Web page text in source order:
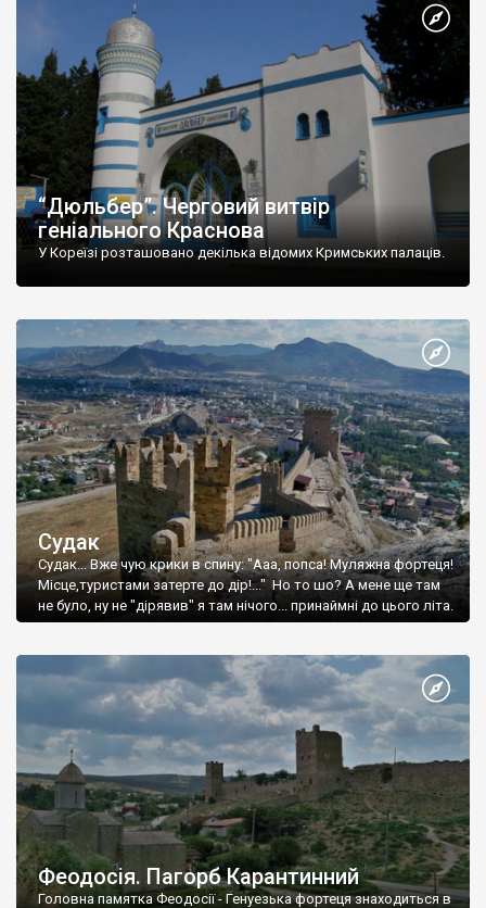
“Дюльбер”. Черговий витвір
геніального Краснова
У Кореїзі розташовано декілька відомих Кримських палаців.
Судак
Судак... Вже чую крики в спину: "Ааа, попса! Муляжна фортеця!
Місце,туристами затерте до дір!..." Но то шо? А мене ще там
не було, ну не "дірявив" я там нічого... принаймні до цього літа.
Феодосія. Пагорб Карантинний
Головна памятка Феодосії - Генуезька фортеця знаходиться в